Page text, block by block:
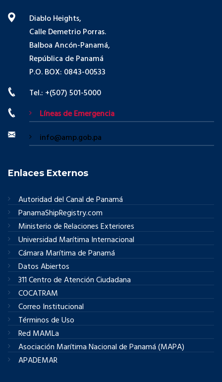
Diablo Heights,
Calle Demetrio Porras.
Balboa Ancón-Panamá,
República de Panamá
P.O. BOX: 0843-00533
Tel.: +(507) 501-5000
Líneas de Emergencia
info@amp.gob.pa
Enlaces Externos
Autoridad del Canal de Panamá
PanamaShipRegistry.com
Ministerio de Relaciones Exteriores
Universidad Marítima Internacional
Cámara Marítima de Panamá
Datos Abiertos
311 Centro de Atención Ciudadana
COCATRAM
Correo Institucional
Términos de Uso
Red MAMLa
Asociación Marítima Nacional de Panamá (MAPA)
APADEMAR